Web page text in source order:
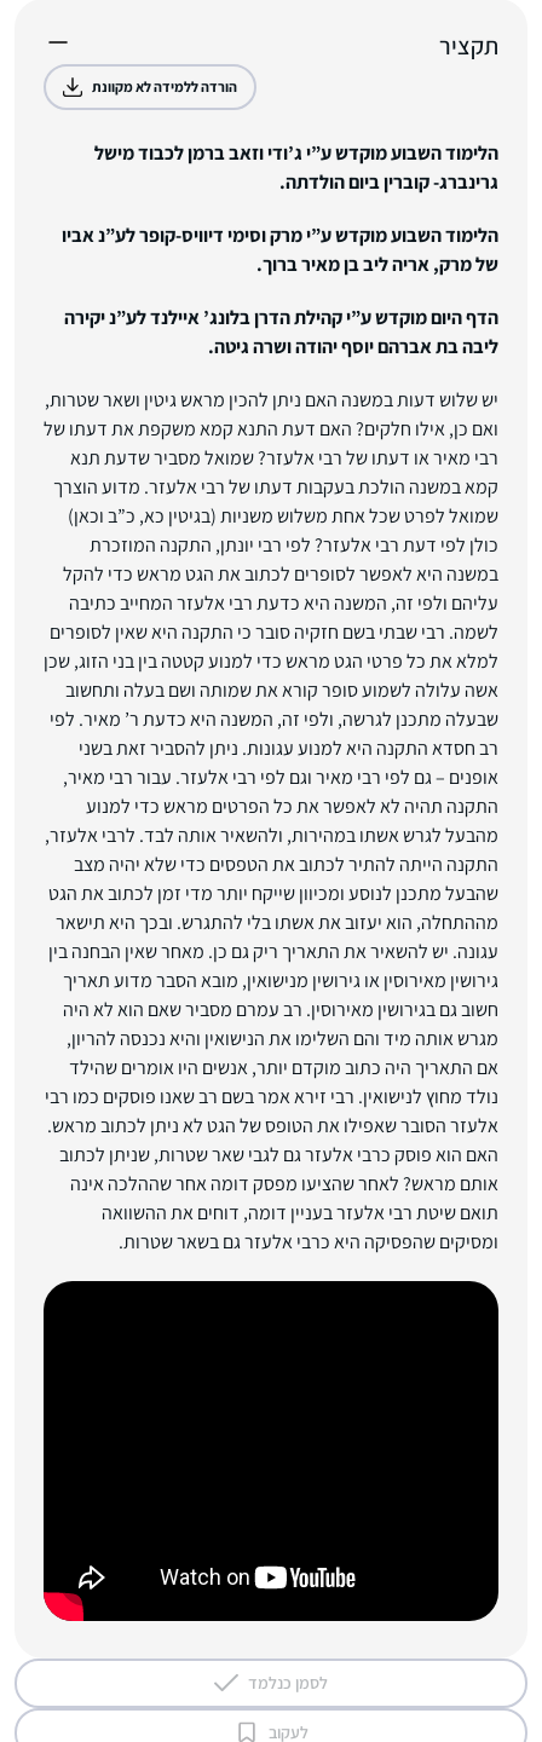
תקציר
הורדה ללמידה לא מקוונת
הלימוד השבוע מוקדש ע”י ג’ודי וזאב ברמן לכבוד מישל
גרינברג- קוברין ביום הולדתה.
הלימוד השבוע מוקדש ע”י מרק וסימי דיוויס-קופר לע”נ אביו
של מרק, אריה ליב בן מאיר ברוך.
הדף היום מוקדש ע”י קהילת הדרן בלונג’ איילנד לע”נ יקירה
ליבה בת אברהם יוסף יהודה ושרה גיטה.
יש שלוש דעות במשנה האם ניתן להכין מראש גיטין ושאר שטרות,
ואם כן, אילו חלקים? האם דעת התנא קמא משקפת את דעתו של
רבי מאיר או דעתו של רבי אלעזר? שמואל מסביר שדעת תנא
קמא במשנה הולכת בעקבות דעתו של רבי אלעזר. מדוע הוצרך
שמואל לפרט שכל אחת משלוש משניות (בגיטין כא, כ”ב וכאן)
כולן לפי דעת רבי אלעזר? לפי רבי יונתן, התקנה המוזכרת
במשנה היא לאפשר לסופרים לכתוב את הגט מראש כדי להקל
עליהם ולפי זה, המשנה היא כדעת רבי אלעזר המחייב כתיבה
לשמה. רבי שבתי בשם חזקיה סובר כי התקנה היא שאין לסופרים
למלא את כל פרטי הגט מראש כדי למנוע קטטה בין בני הזוג, שכן
אשה עלולה לשמוע סופר קורא את שמותה ושם בעלה ותחשוב
שבעלה מתכנן לגרשה, ולפי זה, המשנה היא כדעת ר’ מאיר. לפי
רב חסדא התקנה היא למנוע עגונות. ניתן להסביר זאת בשני
אופנים – גם לפי רבי מאיר וגם לפי רבי אלעזר. עבור רבי מאיר,
התקנה תהיה לא לאפשר את כל הפרטים מראש כדי למנוע
מהבעל לגרש אשתו במהירות, ולהשאיר אותה לבד. לרבי אלעזר,
התקנה הייתה להתיר לכתוב את הטפסים כדי שלא יהיה מצב
שהבעל מתכנן לנוסע ומכיוון שייקח יותר מדי זמן לכתוב את הגט
מההתחלה, הוא יעזוב את אשתו בלי להתגרש. ובכך היא תישאר
עגונה. יש להשאיר את התאריך ריק גם כן. מאחר שאין הבחנה בין
גירושין מאירוסין או גירושין מנישואין, מובא הסבר מדוע תאריך
חשוב גם בגירושין מאירוסין. רב עמרם מסביר שאם הוא לא היה
מגרש אותה מיד והם השלימו את הנישואין והיא נכנסה להריון,
אם התאריך היה כתוב מוקדם יותר, אנשים היו אומרים שהילד
נולד מחוץ לנישואין. רבי זירא אמר בשם רב שאנו פוסקים כמו רבי
אלעזר הסובר שאפילו את הטופס של הגט לא ניתן לכתוב מראש.
האם הוא פוסק כרבי אלעזר גם לגבי שאר שטרות, שניתן לכתוב
אותם מראש? לאחר שהציעו מפסק דומה אחר שההלכה אינה
תואם שיטת רבי אלעזר בעניין דומה, דוחים את ההשוואה
ומסיקים שהפסיקה היא כרבי אלעזר גם בשאר שטרות.
לסמן כנלמד
לעקוב